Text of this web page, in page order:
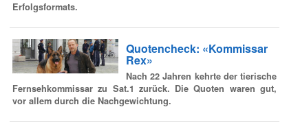
Erfolgsformats.
Quotencheck: «Kommissar
Rex»
Nach 22 Jahren kehrte der tierische
Fernsehkommissar zu Sat.1 zurück. Die Quoten waren gut,
vor allem durch die Nachgewichtung.